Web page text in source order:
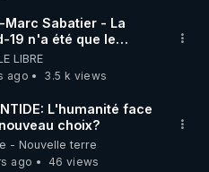
vivant
protocole. S’appuyer
se connaître en
vraie santé
ou aux
Marc Sabatier - La
19 n'a été que le
- L'ARNm & l'ARNm-aa
où auront-t-il ?
LIBRE
ago
3.5 k views
L'humanité face
choix?
- Nouvelle terre
ago
46 views